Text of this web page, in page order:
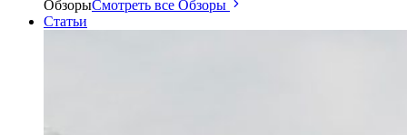
ОбзорыСмотреть все Обзоры
Статьи